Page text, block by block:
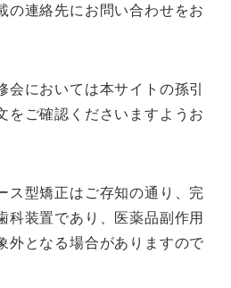
の連絡先にお問い合わせをお
会においては本サイトの孫引
をご確認くださいますようお
ス型矯正はご存知の通り、完
科装置であり、医薬品副作用
外となる場合がありますので